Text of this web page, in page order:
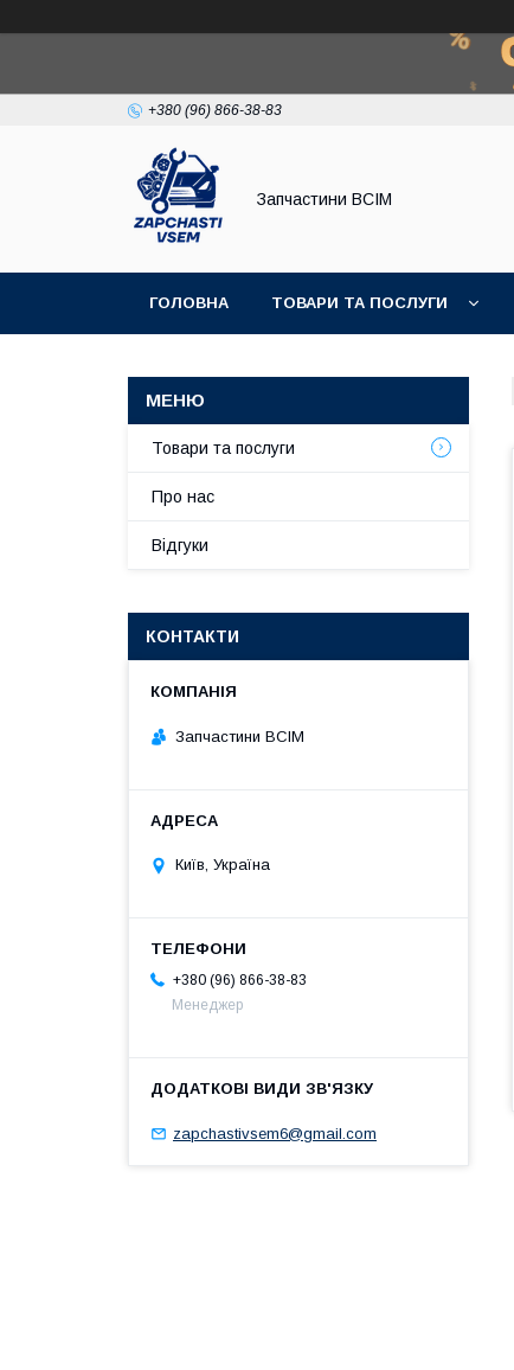
+380 (96) 866-38-83
Запчастини ВСІМ
ГОЛОВНА ТОВАРИ ТА ПОСЛУГИ
Товари та послуги
Про нас
Відгуки
КОНТАКТИ
Запчастини ВСІМ
Київ, Україна
+380 (96) 866-38-83
Менеджер
zapchastivsem6@gmail.com